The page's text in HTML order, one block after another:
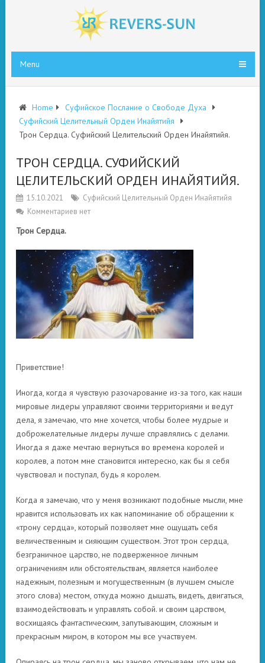
Menu
Home
Суфийское Послание о Свободе Духа
Суфийский Целительный Орден Инайятийя
Трон Сердца. Суфийский Целительский Орден Инайятийя.
ТРОН СЕРДЦА. СУФИЙСКИЙ
ЦЕЛИТЕЛЬСКИЙ ОРДЕН ИНАЙЯТИЙЯ.
15.10.2021
Суфийский Целительный Орден Инайятийя
Комментариев нет
Трон Сердца.
Приветствие!
Иногда, когда я чувствую разочарование из-за того, как наши
мировые лидеры управляют своими территориями и ведут
дела, я замечаю, что мне хочется, чтобы более мудрые и
доброжелательные лидеры лучше справлялись с делами.
Иногда я даже мечтаю вернуться во времена королей и
королев, а потом мне становится интересно, как бы я себя
чувствовал и поступал, будь я королем.
Когда я замечаю, что у меня возникают подобные мысли, мне
нравится использовать их как напоминание об обращении к
«трону сердца», который позволяет мне ощущать себя
величественным и сияющим существом. Этот трон сердца,
безграничное царство, не подверженное личным
ограничениям или обстоятельствам, является наиболее
надежным, полезным и могущественным (в лучшем смысле
этого слова) местом, откуда можно дышать, видеть, двигаться,
взаимодействовать и управлять собой. и своим царством,
восхищаясь фантастическим, запутывающим, сложным и
прекрасным миром, в котором мы все участвуем.